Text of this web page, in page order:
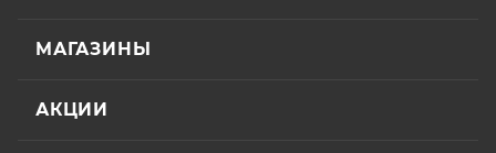
МАГАЗИНЫ
АКЦИИ